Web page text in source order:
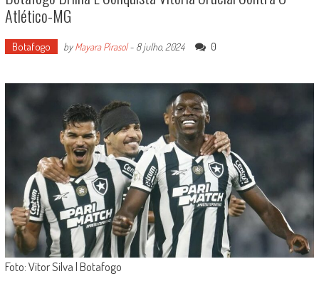
Atlético-MG
Botafogo byMayara Pirasol- 8 julho, 2024 0
Foto: Vitor Silva | Botafogo